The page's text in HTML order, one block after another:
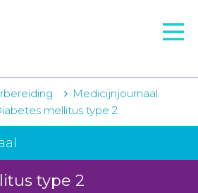
Medicijnjournaal
mellitus type 2
type 2